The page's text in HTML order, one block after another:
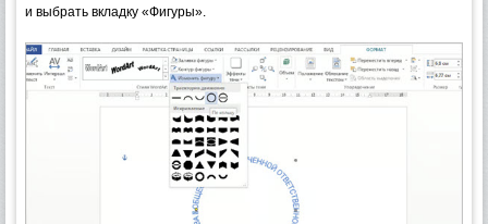
и выбрать вкладку «Фигуры».